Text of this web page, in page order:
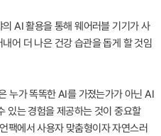
AI 활용을 통해 웨어러블 기기가 사
어 더 나은 건강 습관을 돕게 할 것임
누가 똑똑한 AI를 가졌는가가 아닌 AI
있는 경험을 제공하는 것이 중요할
팩에서 사용자 맞춤형이자 자연스러